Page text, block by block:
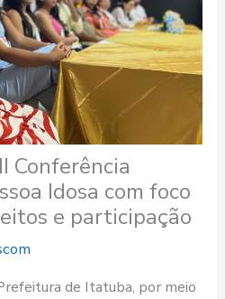
Conferência
Idosa com foco
e participação
de Itatuba, por meio